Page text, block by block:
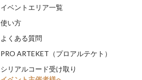
イベントエリア一覧
使い方
よくある質問
PRO ARTEKET（プロアルテケト）
シリアルコード受け取り